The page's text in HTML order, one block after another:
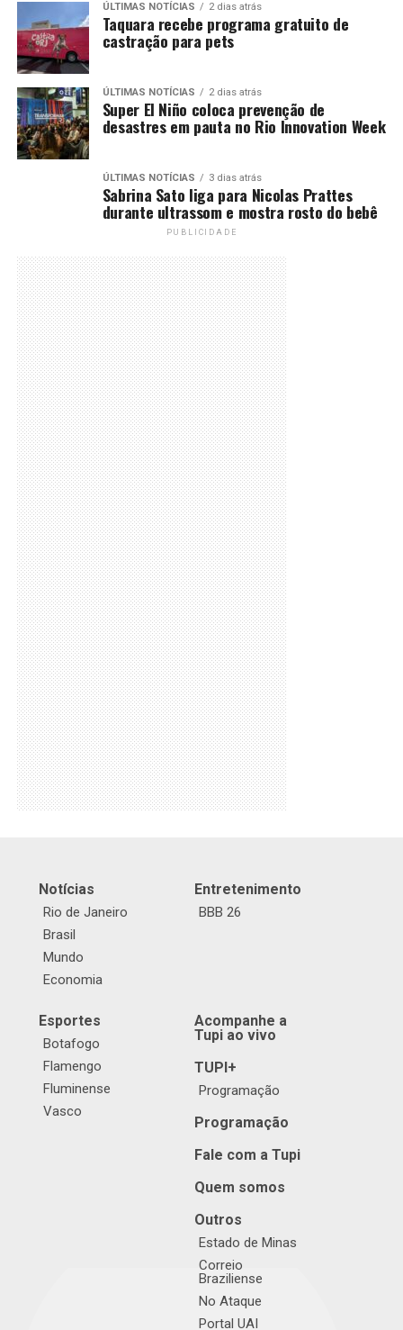
ÚLTIMAS NOTÍCIAS 2 dias atrás
Taquara recebe programa gratuito de
castração para pets
ÚLTIMAS NOTÍCIAS 2 dias atrás
Super El Niño coloca prevenção de
desastres em pauta no Rio Innovation Week
ÚLTIMAS NOTÍCIAS 3 dias atrás
Sabrina Sato liga para Nicolas Prattes
durante ultrassom e mostra rosto do bebê
PUBLICIDADE
Notícias
Rio de Janeiro
Brasil
Mundo
Economia
Entretenimento
BBB 26
Esportes
Botafogo
Flamengo
Fluminense
Vasco
Acompanhe a
Tupi ao vivo
TUPI+
Programação
Programação
Fale com a Tupi
Quem somos
Outros
Estado de Minas
Correio
Braziliense
No Ataque
Portal UAI